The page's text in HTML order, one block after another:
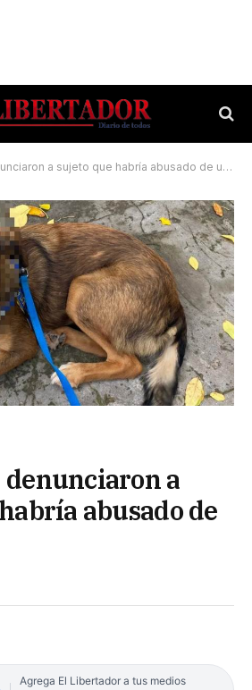
a sujeto que habría abusado de una perra
a
abusado de
Agrega El Libertador a tus medios